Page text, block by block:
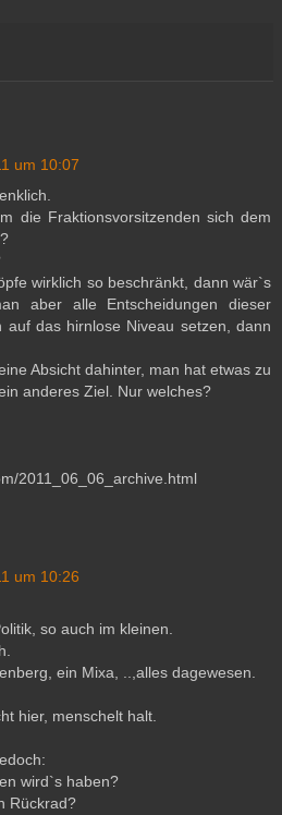
um 10:07
die Fraktionsvorsitzenden sich dem
wirklich so beschränkt, dann wär`s
aber alle Entscheidungen dieser
auf das hirnlose Niveau setzen, dann
Absicht dahinter, man hat etwas zu
anderes Ziel. Nur welches?
2011_06_06_archive.html
um 10:26
so auch im kleinen.
ein Mixa, ..,alles dagewesen.
hier, menschelt halt.
wird`s haben?
Rückrad?